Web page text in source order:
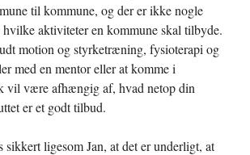
til kommune, og der er ikke nogle
hvilke aktiviteter en kommune skal tilbyde.
motion og styrketræning, fysioterapi og
med en mentor eller at komme i
vil være afhængig af, hvad netop din
er et godt tilbud.
sikkert ligesom Jan, at det er underligt, at